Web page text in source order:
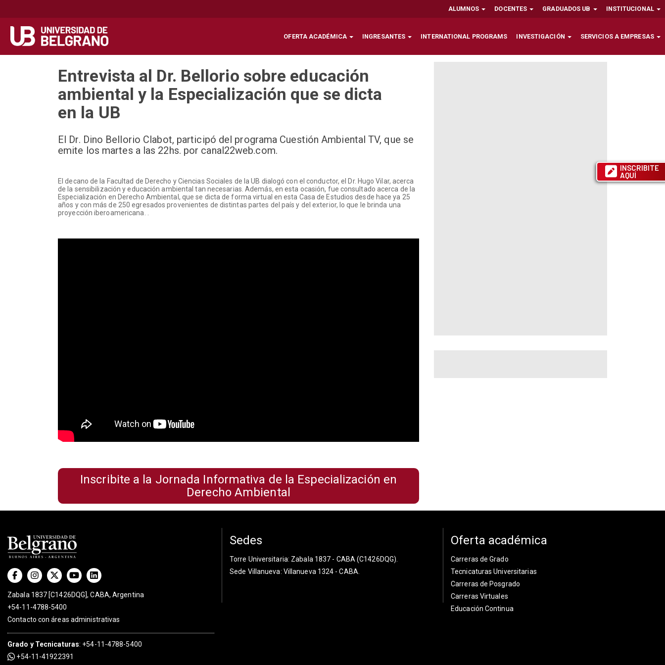
Secondary
navigation
ALUMNOS DOCENTES GRADUADOS UB INSTITUCIONAL
Navegación principal OFERTA ACADÉMICA INGRESANTES INTERNATIONAL PROGRAMS INVESTIGACIÓN SERVICIOS A EMPRESAS
Entrevista al Dr. Bellorio sobre educación
ambiental y la Especialización que se dicta
en la UB
El Dr. Dino Bellorio Clabot, participó del programa Cuestión Ambiental TV, que se
emite los martes a las 22hs. por canal22web.com.
El decano de la Facultad de Derecho y Ciencias Sociales de la UB dialogó con el conductor, el Dr. Hugo Vilar, acerca
de la sensibilización y educación ambiental tan necesarias. Además, en esta ocasión, fue consultado acerca de la
Especialización en Derecho Ambiental, que se dicta de forma virtual en esta Casa de Estudios desde hace ya 25
años y con más de 250 egresados provenientes de distintas partes del país y del exterior, lo que le brinda una
proyección iberoamericana. .
Inscribite a la Jornada Informativa de la Especialización en
Derecho Ambiental
INSCRIBITE
AQUÍ
Zabala 1837 [C1426DQG], CABA, Argentina
+54-11-4788-5400
Contacto con áreas administrativas
Grado y Tecnicaturas: +54-11-4788-5400
+54-11-41922391
Sedes
Torre Universitaria: Zabala 1837 - CABA (C1426DQG).
Sede Villanueva: Villanueva 1324 - CABA.
Oferta académica
Carreras de Grado
Tecnicaturas Universitarias
Carreras de Posgrado
Carreras Virtuales
Educación Continua